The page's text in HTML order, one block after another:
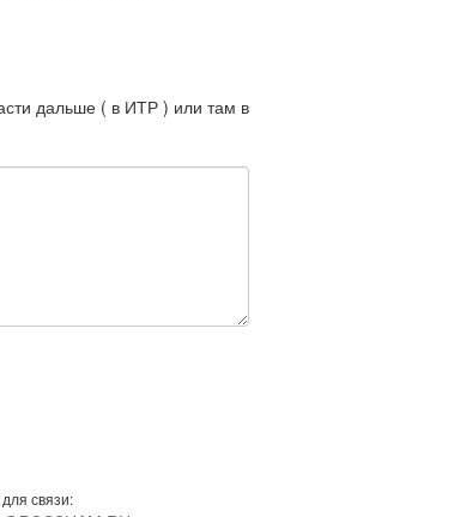
дальше ( в ИТР ) или там в
связи: